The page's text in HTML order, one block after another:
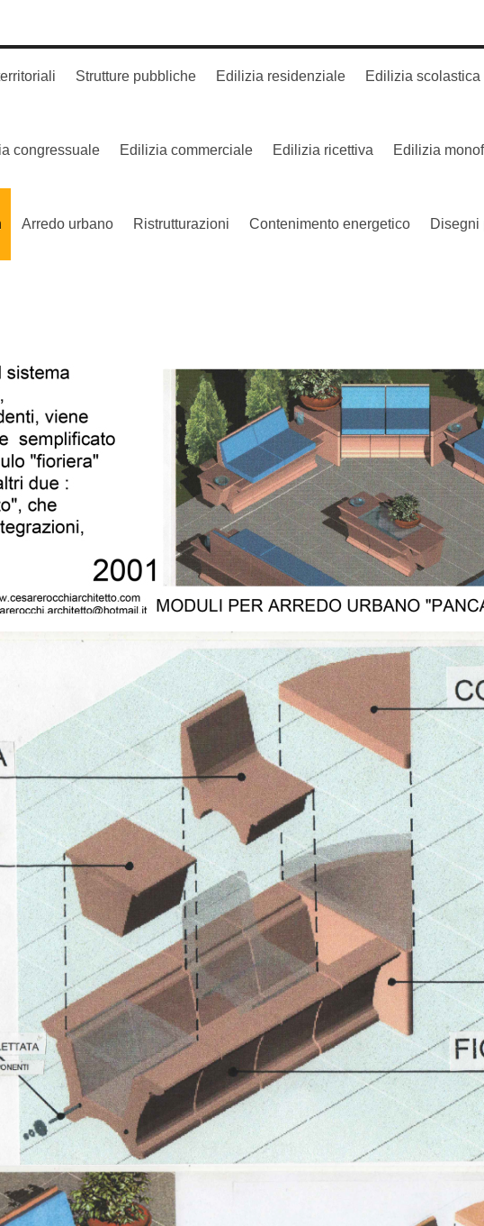
Strutture pubbliche Edilizia residenziale Edilizia scolastica
congressuale Edilizia commerciale Edilizia ricettiva Edilizia
Arredo urbano Ristrutturazioni Contenimento energetico Disegni